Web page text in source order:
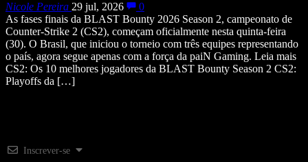
Nicole Pereira 29 jul, 2026
0
As fases finais da BLAST Bounty 2026 Season 2, campeonato de
Counter-Strike 2 (CS2), começam oficialmente nesta quinta-feira
(30). O Brasil, que iniciou o torneio com três equipes representando
o país, agora segue apenas com a força da paiN Gaming. Leia mais
CS2: Os 10 melhores jogadores da BLAST Bounty Season 2 CS2:
Playoffs da […]
Inscrever-se